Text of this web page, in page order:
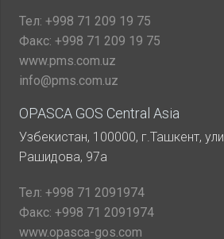
Тел: +998 71 209 19 75
Факс: +998 71 209 19 75
www.pms.com.uz
info@pms.com.uz
OPASCA GOS Central Asia
Узбекистан, 100000, г.Ташкент,
Рашидова, 97а
Тел: +998 71 2091974
Факс: +998 71 2091974
www.opasca-gos.com